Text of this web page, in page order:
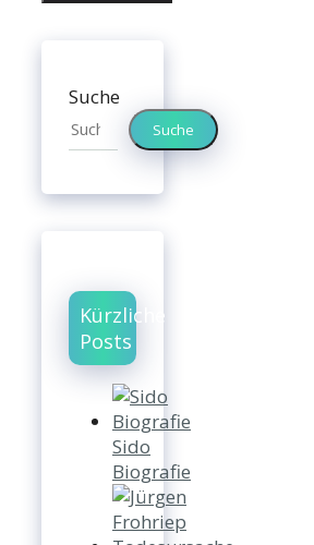
Suche
Suche
Kürzliche
Posts
Sido
Biografie